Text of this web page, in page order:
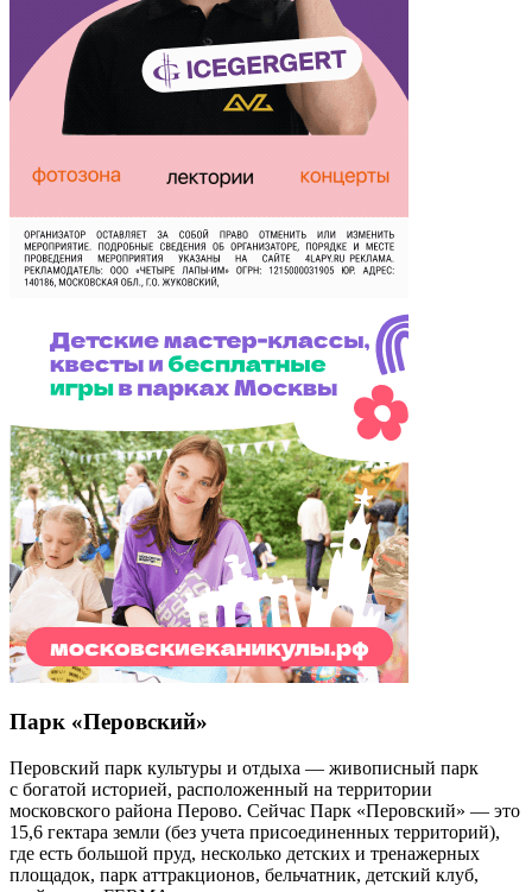
Парк «Перовский»
Перовский парк культуры и отдыха — живописный парк
с богатой историей, расположенный на территории
московского района Перово. Сейчас Парк «Перовский» — это
15,6 гектара земли (без учета присоединенных территорий),
где есть большой пруд, несколько детских и тренажерных
площадок, парк аттракционов, бельчатник, детский клуб,